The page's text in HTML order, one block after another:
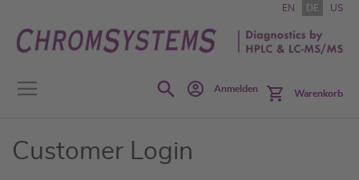
Inhalt
springen
EN DE US
SearchAnmelden Warenkorb
Customer Login